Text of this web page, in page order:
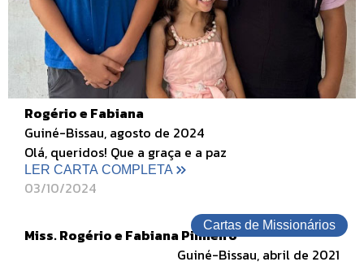
Rogério e Fabiana
Guiné-Bissau, agosto de 2024
Olá, queridos! Que a graça e a paz
LER CARTA COMPLETA
03/10/2024
Cartas de Missionários
Miss. Rogério e Fabiana Pinheiro
Guiné-Bissau, abril de 2021